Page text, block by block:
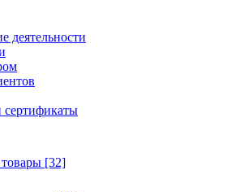
деятельности
[32]